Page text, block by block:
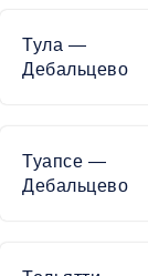
Тула —
Дебальцево
Туапсе —
Дебальцево